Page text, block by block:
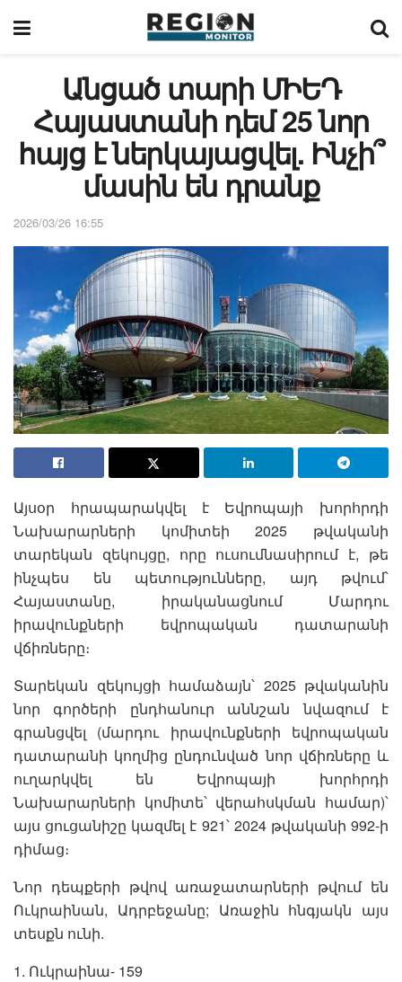
Անցած տարի ՄԻԵԴ
Հայաստանի դեմ 25 նոր
հայց է ներկայացվել. Ինչի՞
մասին են դրանք
2026/03/26 16:55
Այսօր հրապարակվել է Եվրոպայի խորհրդի
Նախարարների կոմիտեի 2025 թվականի
տարեկան զեկույցը, որը ուսումնասիրում է, թե
ինչպես են պետությունները, այդ թվում՝
Հայաստանը, իրականացնում Մարդու
իրավունքների եվրոպական դատարանի
վճիռները։
Տարեկան զեկույցի համաձայն՝ 2025 թվականին
նոր գործերի ընդհանուր աննշան նվազում է
գրանցվել (մարդու իրավունքների եվրոպական
դատարանի կողմից ընդունված նոր վճիռները և
ուղարկվել են Եվրոպայի խորհրդի
Նախարարների կոմիտե՝ վերահսկման համար)՝
այս ցուցանիշը կազմել է 921՝ 2024 թվականի 992-ի
դիմաց։
Նոր դեպքերի թվով առաջատարների թվում են
Ուկրաինան, Ադրբեջանը; Առաջին հնգյակն այս
տեսքն ունի.
1. Ուկրաինա- 159